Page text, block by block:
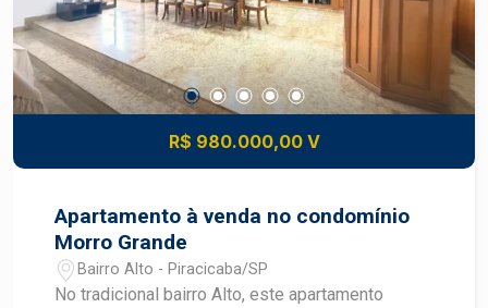
R$ 980.000,00 V
Apartamento à venda no condomínio
Morro Grande
Bairro Alto - Piracicaba/SP
No tradicional bairro Alto, este apartamento